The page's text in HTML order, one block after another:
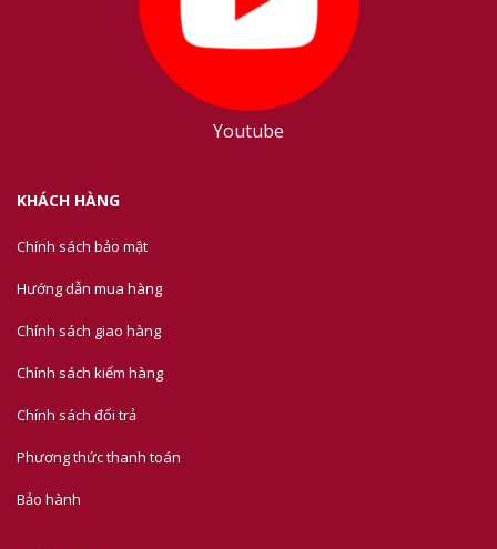
Youtube
KHÁCH HÀNG
Chính sách bảo mật
Hướng dẫn mua hàng
Chính sách giao hàng
Chính sách kiểm hàng
Chính sách đổi trả
Phương thức thanh toán
Bảo hành